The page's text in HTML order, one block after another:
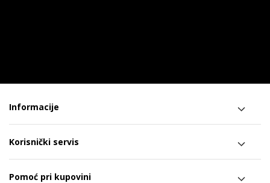
Informacije
Korisnički servis
Pomoć pri kupovini